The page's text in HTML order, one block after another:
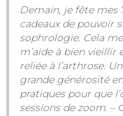
Demain, je fête mes
cadeaux de pouvoir
sophrologie. Cela
m’aide à bien vieillir
reliée à l’arthrose.
grande générosité
pratiques pour que
sessions de zoom. –